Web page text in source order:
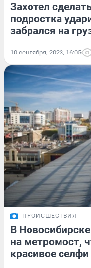
Захотел
подростка
забрался на
10 сентября, 2023, 16:05
ПРОИСШЕСТВИЯ
В
на метромост,
красивое